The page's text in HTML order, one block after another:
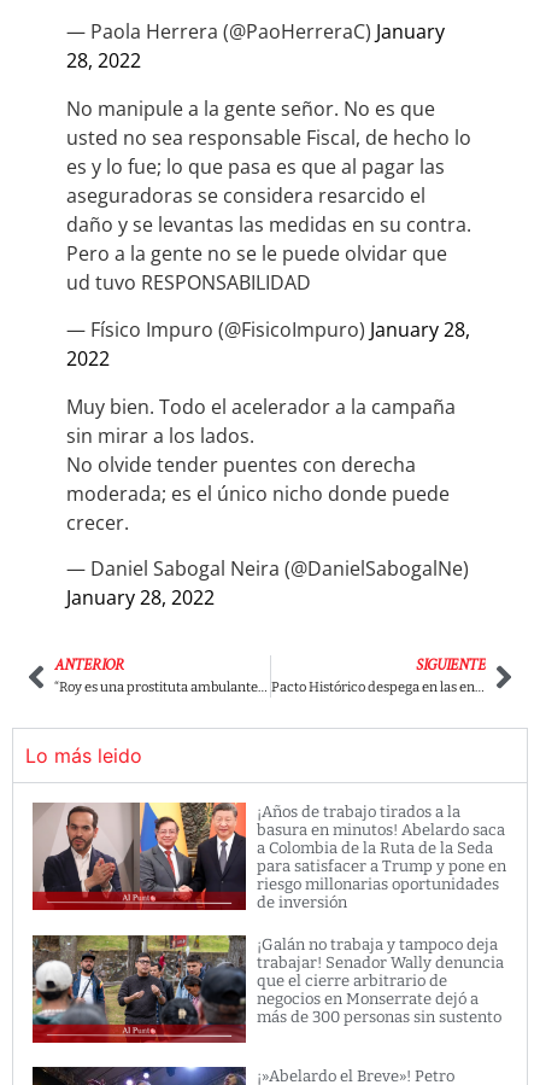
— Paola Herrera (@PaoHerreraC) January
28, 2022
No manipule a la gente señor. No es que
usted no sea responsable Fiscal, de hecho lo
es y lo fue; lo que pasa es que al pagar las
aseguradoras se considera resarcido el
daño y se levantas las medidas en su contra.
Pero a la gente no se le puede olvidar que
ud tuvo RESPONSABILIDAD
— Físico Impuro (@FisicoImpuro) January 28,
2022
Muy bien. Todo el acelerador a la campaña
sin mirar a los lados.
No olvide tender puentes con derecha
moderada; es el único nicho donde puede
crecer.
— Daniel Sabogal Neira (@DanielSabogalNe)
January 28, 2022
ANTERIOR
“Roy es una prostituta ambulante”: Tremendo rifirrafe entre Barreras y Rodolfo Hernández
SIGUIENTE
Pacto Histórico despega en las encuestas como la coalición favorita de los colombianos.
Lo más leido
¡Años de trabajo tirados a la
basura en minutos! Abelardo saca
a Colombia de la Ruta de la Seda
para satisfacer a Trump y pone en
riesgo millonarias oportunidades
de inversión
¡Galán no trabaja y tampoco deja
trabajar! Senador Wally denuncia
que el cierre arbitrario de
negocios en Monserrate dejó a
más de 300 personas sin sustento
¡»Abelardo el Breve»! Petro